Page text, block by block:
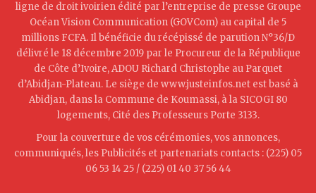
ligne de droit ivoirien édité par l’entreprise de presse Groupe
Océan Vision Communication (GOVCom) au capital de 5
millions FCFA. Il bénéficie du récépissé de parution N°36/D
délivré le 18 décembre 2019 par le Procureur de la République
de Côte d’Ivoire, ADOU Richard Christophe au Parquet
d’Abidjan-Plateau. Le siège de www.justeinfos.net est basé à
Abidjan, dans la Commune de Koumassi, à la SICOGI 80
logements, Cité des Professeurs Porte 3133.
Pour la couverture de vos cérémonies, vos annonces,
communiqués, les Publicités et partenariats contacts : (225) 05
06 53 14 25 / (225) 01 40 37 56 44